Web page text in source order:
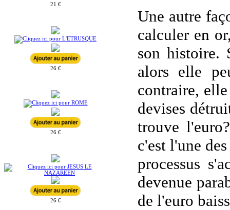
21 €
26 €
26 €
26 €
Une autre
calculer en
son histoire.
alors elle
contraire,
devises
trouve
c'est l'une
processus
devenue
de l'euro